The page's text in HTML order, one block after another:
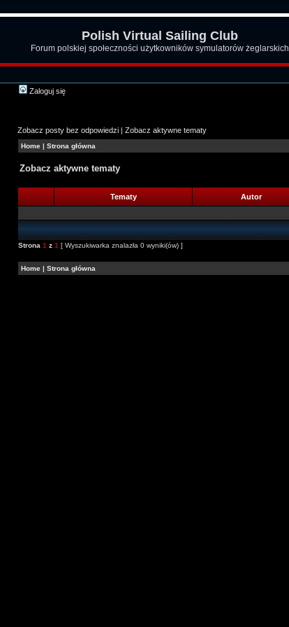
Polish Virtual Sailing Club
Forum polskiej społeczności użytkowników symulatorów żeglarskich
Zaloguj się
Zobacz posty bez odpowiedzi | Zobacz aktywne tematy
Home | Strona główna
Zobacz aktywne tematy
Tematy Autor
Strona 1 z 1 [ Wyszukiwarka znalazła 0 wyniki(ów) ]
Home | Strona główna